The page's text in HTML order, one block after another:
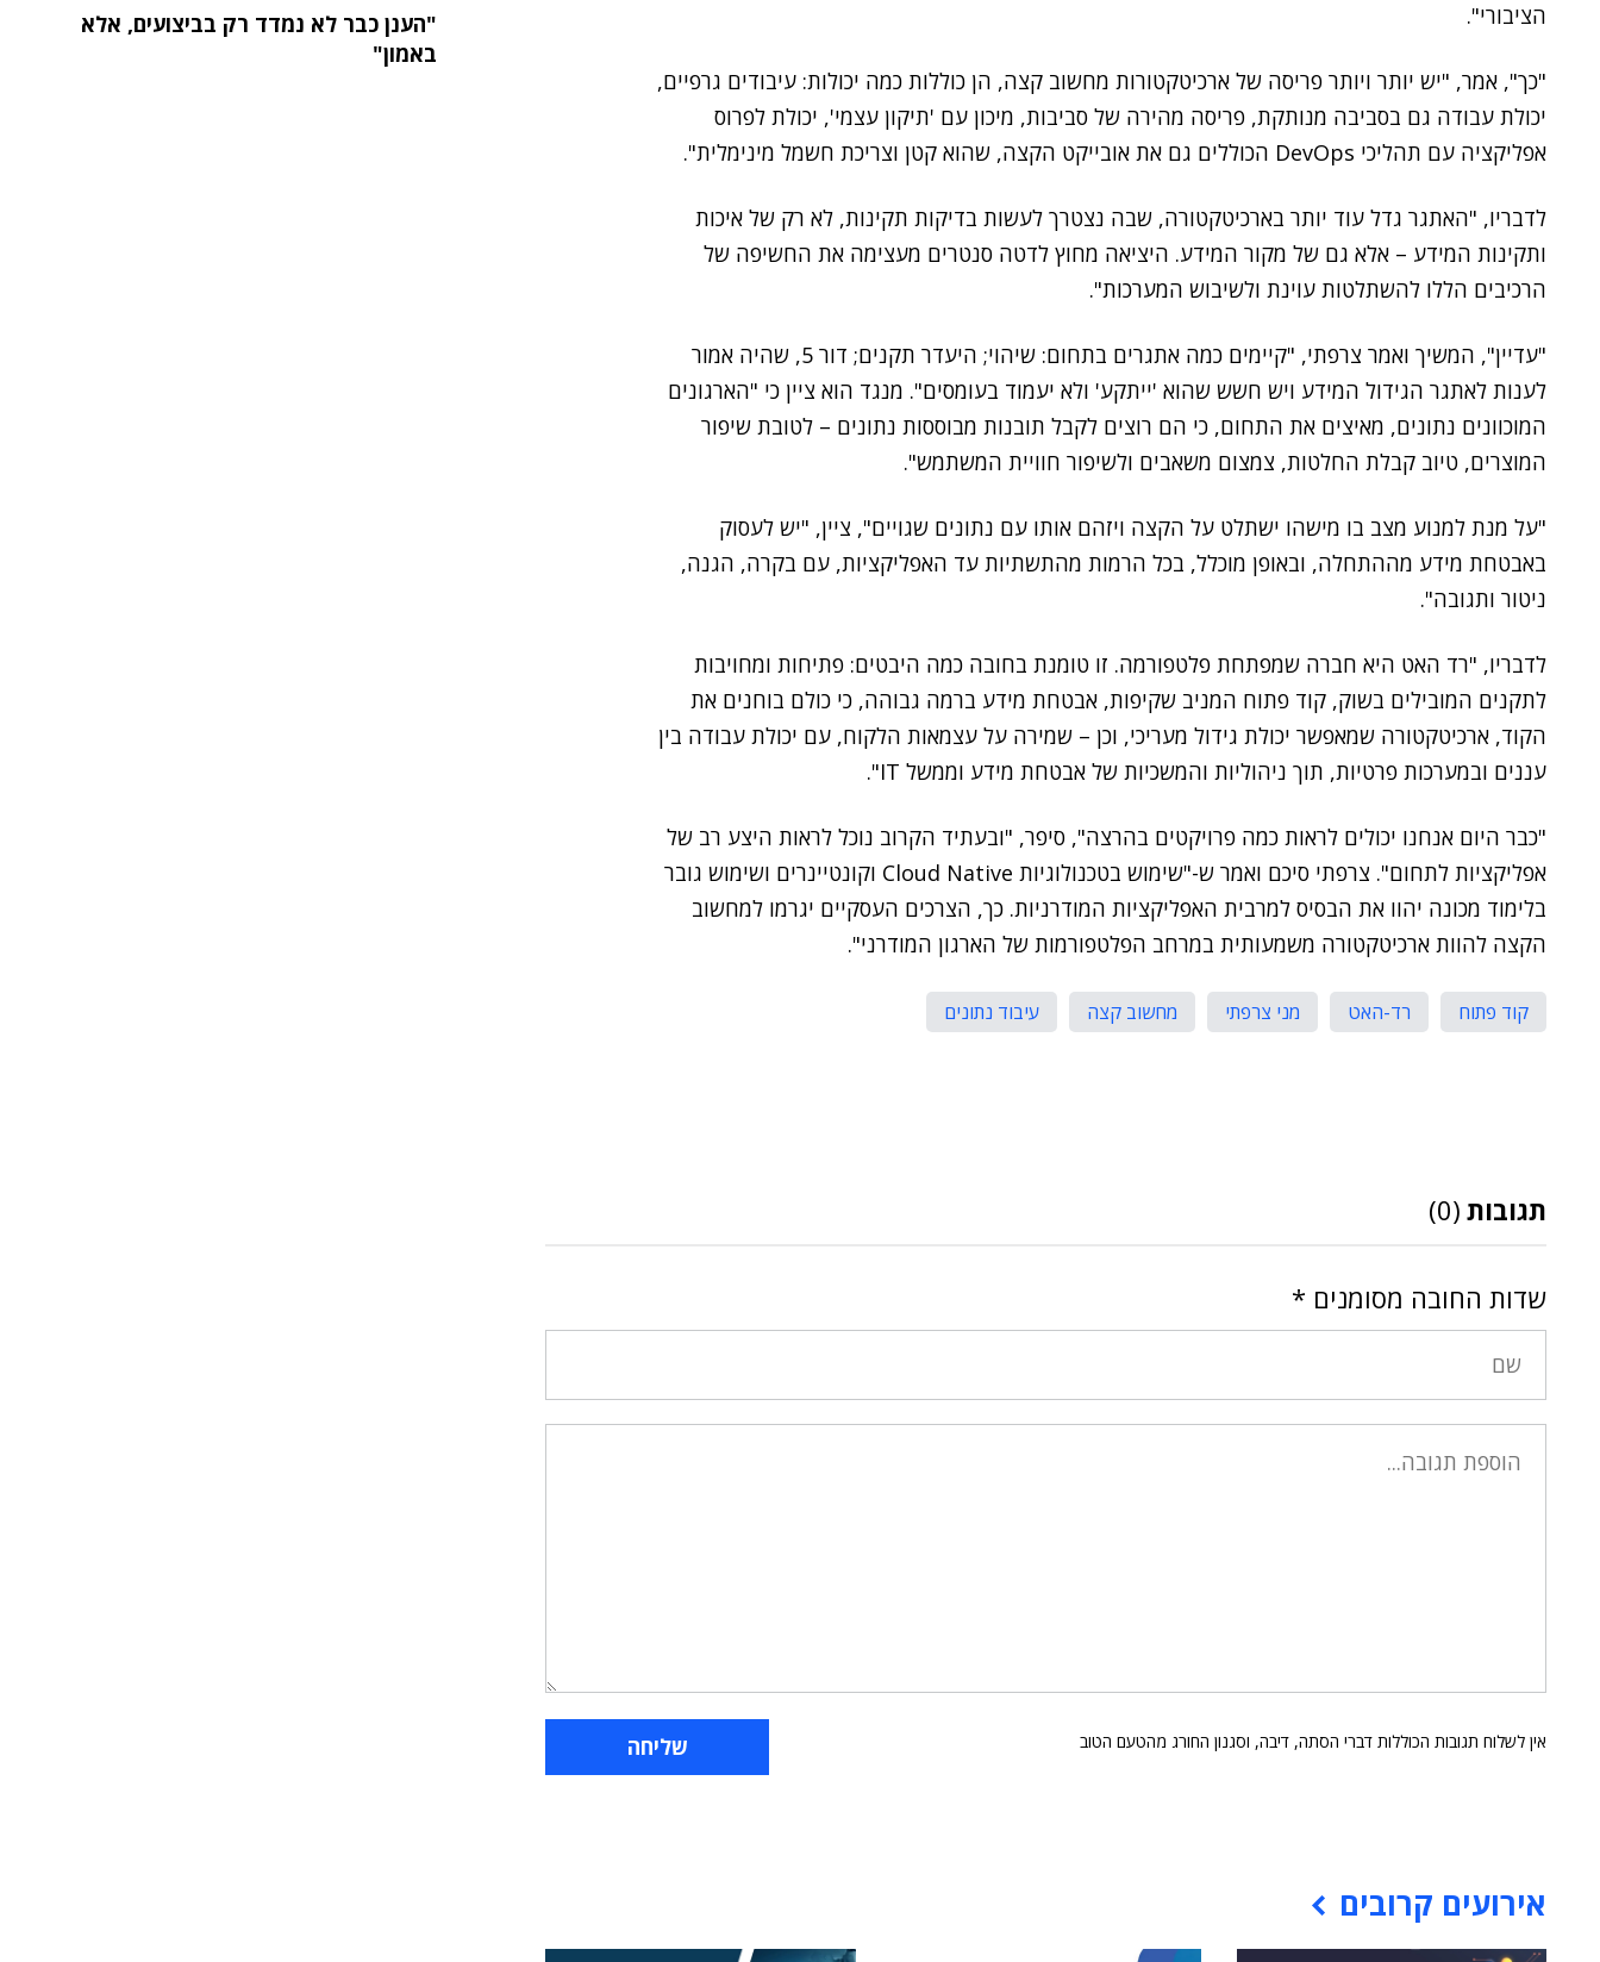
הציבורי".
"כך", אמר, "יש יותר ויותר פריסה של ארכיטקטורות מחשוב קצה, הן כוללות כמה יכולות: עיבודים גרפיים,
יכולת עבודה גם בסביבה מנותקת, פריסה מהירה של סביבות, מיכון עם 'תיקון עצמי', יכולת לפרוס
אפליקציה עם תהליכי DevOps הכוללים גם את אובייקט הקצה, שהוא קטן וצריכת חשמל מינימלית".
לדבריו, "האתגר גדל עוד יותר בארכיטקטורה, שבה נצטרך לעשות בדיקות תקינות, לא רק של איכות
ותקינות המידע – אלא גם של מקור המידע. היציאה מחוץ לדטה סנטרים מעצימה את החשיפה של
הרכיבים הללו להשתלטות עוינת ולשיבוש המערכות".
"עדיין", המשיך ואמר צרפתי, "קיימים כמה אתגרים בתחום: שיהוי; היעדר תקנים; דור 5, שהיה אמור
לענות לאתגר הגידול המידע ויש חשש שהוא 'ייתקע' ולא יעמוד בעומסים". מנגד הוא ציין כי "הארגונים
המוכוונים נתונים, מאיצים את התחום, כי הם רוצים לקבל תובנות מבוססות נתונים – לטובת שיפור
המוצרים, טיוב קבלת החלטות, צמצום משאבים ולשיפור חוויית המשתמש".
"על מנת למנוע מצב בו מישהו ישתלט על הקצה ויזהם אותו עם נתונים שגויים", ציין, "יש לעסוק
באבטחת מידע מההתחלה, ובאופן מוכלל, בכל הרמות מהתשתיות עד האפליקציות, עם בקרה, הגנה,
ניטור ותגובה".
לדבריו, "רד האט היא חברה שמפתחת פלטפורמה. זו טומנת בחובה כמה היבטים: פתיחות ומחויבות
לתקנים המובילים בשוק, קוד פתוח המניב שקיפות, אבטחת מידע ברמה גבוהה, כי כולם בוחנים את
הקוד, ארכיטקטורה שמאפשר יכולת גידול מעריכי, וכן – שמירה על עצמאות הלקוח, עם יכולת עבודה בין
עננים ובמערכות פרטיות, תוך ניהוליות והמשכיות של אבטחת מידע וממשל IT".
"כבר היום אנחנו יכולים לראות כמה פרויקטים בהרצה", סיפר, "ובעתיד הקרוב נוכל לראות היצע רב של
אפליקציות לתחום". צרפתי סיכם ואמר ש-"שימוש בטכנולוגיות Cloud Native וקונטיינרים ושימוש גובר
בלימוד מכונה יהוו את הבסיס למרבית האפליקציות המודרניות. כך, הצרכים העסקיים יגרמו למחשוב
הקצה להוות ארכיטקטורה משמעותית במרחב הפלטפורמות של הארגון המודרני".
קוד פתוח רד-האט מני צרפתי מחשוב קצה עיבוד נתונים
תגובות (0)
שדות החובה מסומנים *
אין לשלוח תגובות הכוללות דברי הסתה, דיבה, וסגנון החורג מהטעם הטוב
אירועים קרובים
"הענן כבר לא נמדד רק בביצועים, אלא
באמון"